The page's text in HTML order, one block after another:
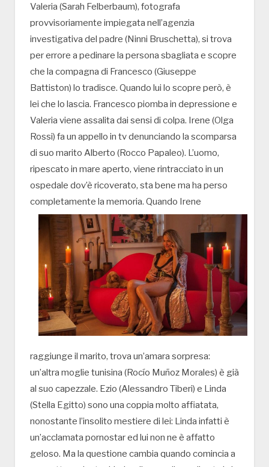
Valeria (Sarah Felberbaum), fotografa
provvisoriamente impiegata nell’agenzia
investigativa del padre (Ninni Bruschetta), si trova
per errore a pedinare la persona sbagliata e scopre
che la compagna di Francesco (Giuseppe
Battiston) lo tradisce. Quando lui lo scopre però, è
lei che lo lascia. Francesco piomba in depressione e
Valeria viene assalita dai sensi di colpa. Irene (Olga
Rossi) fa un appello in tv denunciando la scomparsa
di suo marito Alberto (Rocco Papaleo). L’uomo,
ripescato in mare aperto, viene rintracciato in un
ospedale dov’è ricoverato, sta bene ma ha perso
completamente la memoria. Quando Irene
raggiunge il marito, trova un’amara sorpresa:
un’altra moglie tunisina (Rocío Muñoz Morales) è già
al suo capezzale. Ezio (Alessandro Tiberi) e Linda
(Stella Egitto) sono una coppia molto affiatata,
nonostante l’insolito mestiere di lei: Linda infatti è
un’acclamata pornostar ed lui non ne è affatto
geloso. Ma la questione cambia quando comincia a